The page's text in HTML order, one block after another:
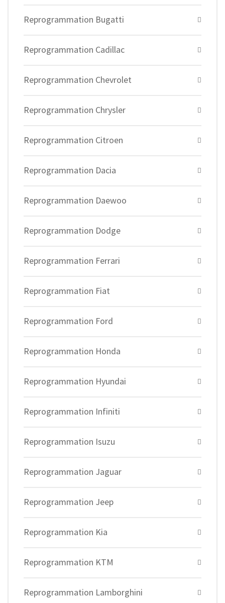
Reprogrammation Bugatti
Reprogrammation Cadillac
Reprogrammation Chevrolet
Reprogrammation Chrysler
Reprogrammation Citroen
Reprogrammation Dacia
Reprogrammation Daewoo
Reprogrammation Dodge
Reprogrammation Ferrari
Reprogrammation Fiat
Reprogrammation Ford
Reprogrammation Honda
Reprogrammation Hyundai
Reprogrammation Infiniti
Reprogrammation Isuzu
Reprogrammation Jaguar
Reprogrammation Jeep
Reprogrammation Kia
Reprogrammation KTM
Reprogrammation Lamborghini